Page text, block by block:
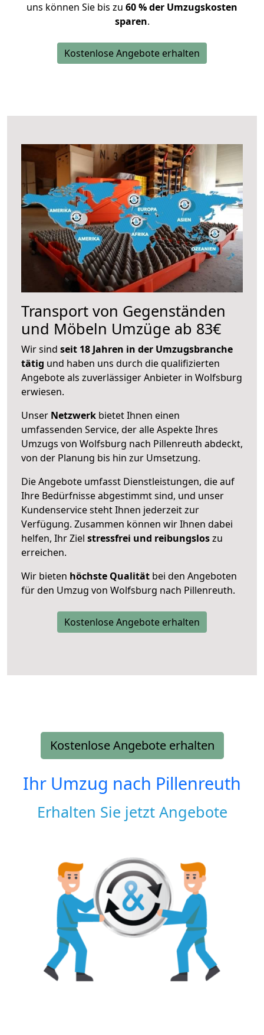
uns können Sie bis zu 60 % der Umzugskosten
sparen.
Kostenlose Angebote erhalten
Transport von Gegenständen
und Möbeln Umzüge ab 83€
Wir sind seit 18 Jahren in der Umzugsbranche
tätig und haben uns durch die qualifizierten
Angebote als zuverlässiger Anbieter in Wolfsburg
erwiesen.
Unser Netzwerk bietet Ihnen einen
umfassenden Service, der alle Aspekte Ihres
Umzugs von Wolfsburg nach Pillenreuth abdeckt,
von der Planung bis hin zur Umsetzung.
Die Angebote umfasst Dienstleistungen, die auf
Ihre Bedürfnisse abgestimmt sind, und unser
Kundenservice steht Ihnen jederzeit zur
Verfügung. Zusammen können wir Ihnen dabei
helfen, Ihr Ziel stressfrei und reibungsloszu
erreichen.
Wir bieten höchste Qualität bei den Angeboten
für den Umzug von Wolfsburg nach Pillenreuth.
Kostenlose Angebote erhalten
Kostenlose Angebote erhalten
Ihr Umzug nach Pillenreuth
Erhalten Sie jetzt Angebote